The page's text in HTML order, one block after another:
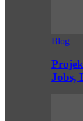
Blog
Jobs,